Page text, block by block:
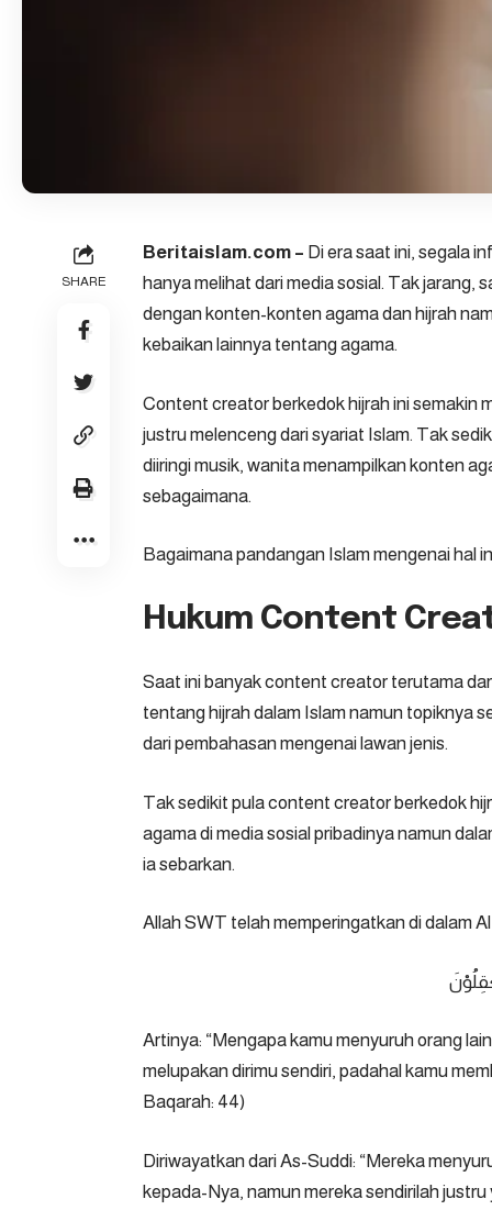
SHARE
Beritaislam.com – Di era saat ini, segala
hanya melihat dari media sosial. Tak
dengan konten-konten agama dan hijrah
kebaikan lainnya tentang agama.
Content creator berkedok hijrah ini semakin
justru melenceng dari syariat Islam. Tak
diiringi musik, wanita menampilkan konten
sebagaimana.
Bagaimana pandangan Islam mengenai hal
Hukum Content
Saat ini banyak content creator terutama
tentang hijrah dalam Islam namun topiknya
dari pembahasan mengenai lawan jenis.
Tak sedikit pula content creator berkedok
agama di media sosial pribadinya namun
ia sebarkan.
Allah SWT telah memperingatkan di dalam
Artinya: “Mengapa kamu menyuruh orang
melupakan dirimu sendiri, padahal kamu
Baqarah: 44)
Diriwayatkan dari As-Suddi: “Mereka
kepada-Nya, namun mereka sendirilah